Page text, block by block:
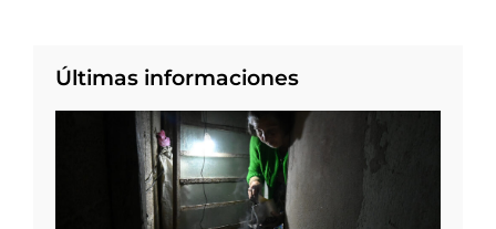
Últimas informaciones